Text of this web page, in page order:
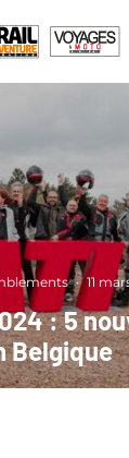
· 11
: 5
Belgique